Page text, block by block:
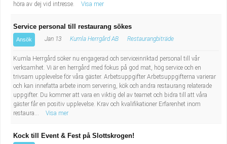
höra av dej vid intresse.
Visa mer
Service personal till restaurang sökes
Ansök Jan 13 Kumla Herrgård AB Restaurangbiträde
Kumla Herrgård söker nu engagerad och serviceinriktad personal till vår
verksamhet. Vi är en herrgård med fokus på god mat, hög service och en
trivsam upplevelse för våra gäster. Arbetsuppgifter Arbetsuppgifterna varierar
och kan innefatta arbete inom servering, kök och andra restaurang relaterade
uppgifter. Du kommer att vara en viktig del av teamet och bidra till att våra
gäster får en positiv upplevelse. Krav och kvalifikationer Erfarenhet inom
restaura...
Visa mer
Kock till Event & Fest på Slottskrogen!